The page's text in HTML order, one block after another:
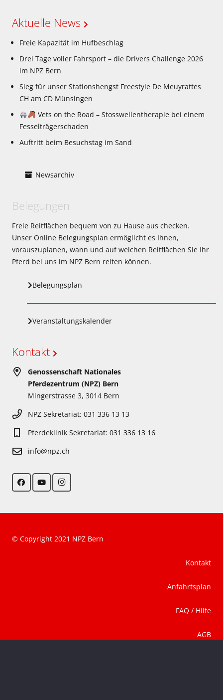
Aktuelle News
Freie Kapazität im Hufbeschlag
Drei Tage voller Fahrsport – die Drivers Challenge 2026
im NPZ Bern
Sieg für unser Stationshengst Freestyle De Meuyrattes
CH am CD Münsingen
Vets on the Road – Stosswellentherapie bei einem
Fesselträgerschaden
Auftritt beim Besuchstag im Sand
Newsarchiv
Belegungen
Freie Reitflächen bequem von zu Hause aus checken.
Unser Online Belegungsplan ermöglicht es Ihnen,
vorauszuplanen, wann und auf welchen Reitflächen Sie Ihr
Pferd bei uns im NPZ Bern reiten können.
Belegungsplan
Veranstaltungskalender
Kontakt
Genossenschaft Nationales
Pferdezentrum (NPZ) Bern
Mingerstrasse 3, 3014 Bern
NPZ Sekretariat: 031 336 13 13
Pferdeklinik Sekretariat: 031 336 13 16
info@npz.ch
© Copyright 2021 NPZ Bern
Kontakt
Anfahrtsplan
FAQ / Hilfe
AGB